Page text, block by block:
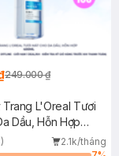
249.000 ₫
L'Oreal Tươi
Dầu, Hỗn Hợp
2.1k/tháng